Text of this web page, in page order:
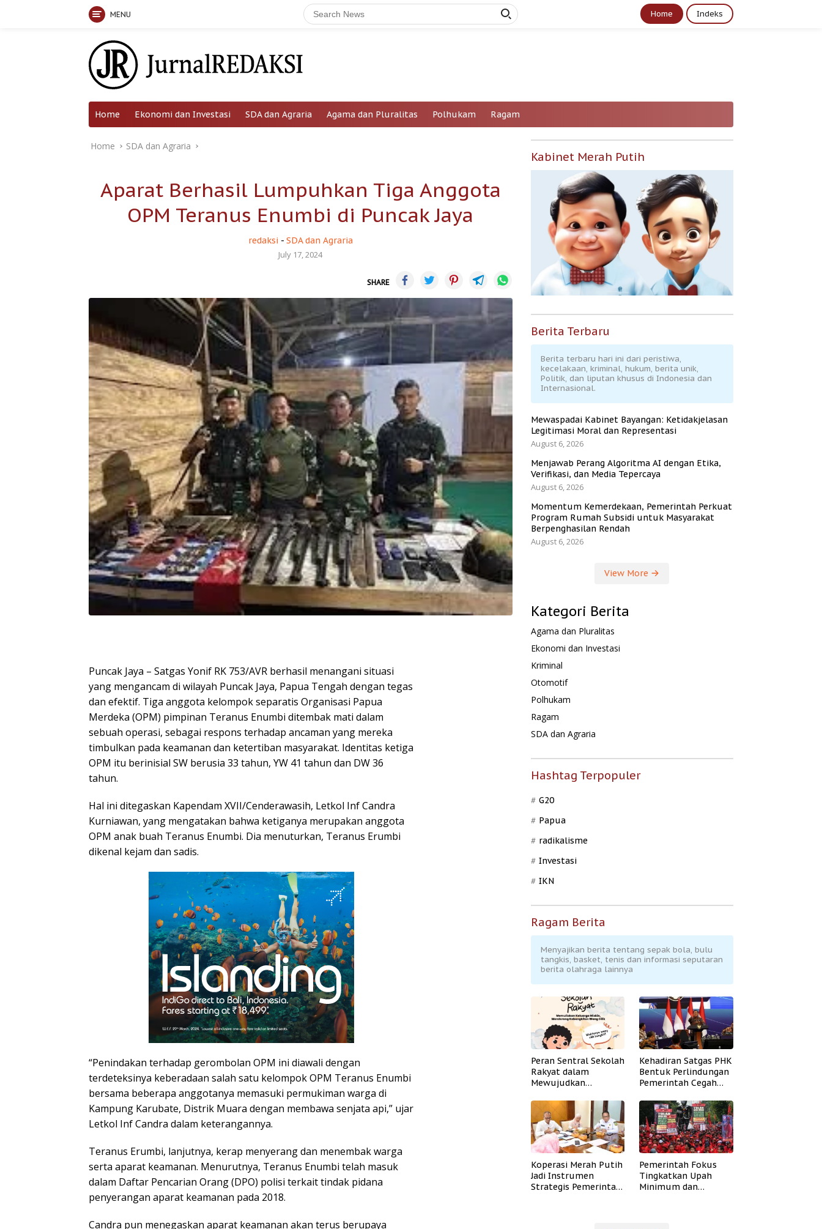
MENU Home Indeks
Home Ekonomi dan Investasi SDA dan Agraria Agama dan Pluralitas Polhukam Ragam
Home SDA dan Agraria
Aparat Berhasil Lumpuhkan Tiga Anggota
OPM Teranus Enumbi di Puncak Jaya
redaksi - SDA dan Agraria
July 17, 2024
SHARE
Puncak Jaya – Satgas Yonif RK 753/AVR berhasil menangani situasi
yang mengancam di wilayah Puncak Jaya, Papua Tengah dengan tegas
dan efektif. Tiga anggota kelompok separatis Organisasi Papua
Merdeka (OPM) pimpinan Teranus Enumbi ditembak mati dalam
sebuah operasi, sebagai respons terhadap ancaman yang mereka
timbulkan pada keamanan dan ketertiban masyarakat. Identitas ketiga
OPM itu berinisial SW berusia 33 tahun, YW 41 tahun dan DW 36
tahun.
Hal ini ditegaskan Kapendam XVII/Cenderawasih, Letkol Inf Candra
Kurniawan, yang mengatakan bahwa ketiganya merupakan anggota
OPM anak buah Teranus Enumbi. Dia menuturkan, Teranus Erumbi
dikenal kejam dan sadis.
“Penindakan terhadap gerombolan OPM ini diawali dengan
terdeteksinya keberadaan salah satu kelompok OPM Teranus Enumbi
bersama beberapa anggotanya memasuki permukiman warga di
Kampung Karubate, Distrik Muara dengan membawa senjata api,” ujar
Letkol Inf Candra dalam keterangannya.
Teranus Erumbi, lanjutnya, kerap menyerang dan menembak warga
serta aparat keamanan. Menurutnya, Teranus Enumbi telah masuk
dalam Daftar Pencarian Orang (DPO) polisi terkait tindak pidana
penyerangan aparat keamanan pada 2018.
Candra pun menegaskan aparat keamanan akan terus berupaya
Kabinet Merah Putih
Berita Terbaru
Berita terbaru hari ini dari peristiwa,
kecelakaan, kriminal, hukum, berita unik,
Politik, dan liputan khusus di Indonesia dan
Internasional.
Mewaspadai Kabinet Bayangan: Ketidakjelasan
Legitimasi Moral dan Representasi
August 6, 2026
Menjawab Perang Algoritma AI dengan Etika,
Verifikasi, dan Media Tepercaya
August 6, 2026
Momentum Kemerdekaan, Pemerintah Perkuat
Program Rumah Subsidi untuk Masyarakat
Berpenghasilan Rendah
August 6, 2026
View More
Kategori Berita
Agama dan Pluralitas
Ekonomi dan Investasi
Kriminal
Otomotif
Polhukam
Ragam
SDA dan Agraria
Hashtag Terpopuler
G20
Papua
radikalisme
Investasi
IKN
Ragam Berita
Menyajikan berita tentang sepak bola, bulu
tangkis, basket, tenis dan informasi seputaran
berita olahraga lainnya
Peran Sentral Sekolah
Rakyat dalam
Mewujudkan
Kehadiran Satgas PHK
Bentuk Perlindungan
Pemerintah Cegah
Koperasi Merah Putih
Jadi Instrumen
Strategis Pemerintah
Pemerintah Fokus
Tingkatkan Upah
Minimum dan